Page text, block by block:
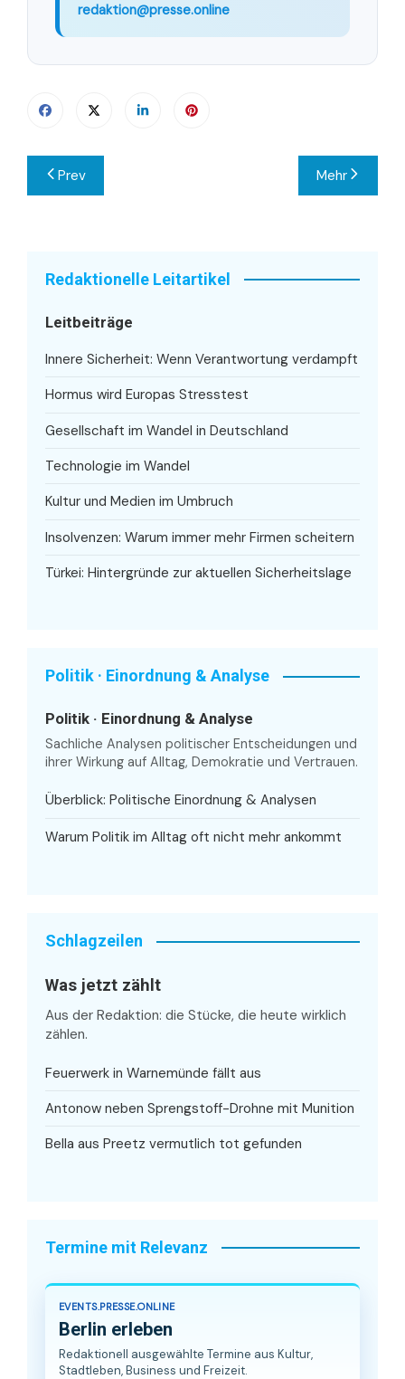
redaktion@presse.online
Beitragsnavigation
Prev Mehr
Redaktionelle Leitartikel
Leitbeiträge
Innere Sicherheit: Wenn Verantwortung verdampft
Hormus wird Europas Stresstest
Gesellschaft im Wandel in Deutschland
Technologie im Wandel
Kultur und Medien im Umbruch
Insolvenzen: Warum immer mehr Firmen scheitern
Türkei: Hintergründe zur aktuellen Sicherheitslage
Politik · Einordnung & Analyse
Politik · Einordnung & Analyse
Sachliche Analysen politischer Entscheidungen und
ihrer Wirkung auf Alltag, Demokratie und Vertrauen.
Überblick: Politische Einordnung & Analysen
Warum Politik im Alltag oft nicht mehr ankommt
Schlagzeilen
Was jetzt zählt
Aus der Redaktion: die Stücke, die heute wirklich
zählen.
Feuerwerk in Warnemünde fällt aus
Antonow neben Sprengstoff-Drohne mit Munition
Bella aus Preetz vermutlich tot gefunden
Termine mit Relevanz
EVENTS.PRESSE.ONLINE
Berlin erleben
Redaktionell ausgewählte Termine aus Kultur,
Stadtleben, Business und Freizeit.